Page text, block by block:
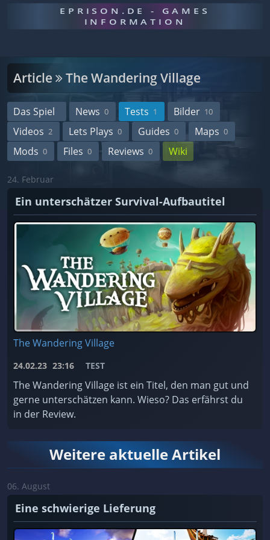
EPRISON.DE - GAMES
INFORMATION
Article The Wandering Village
Das Spiel News 0 Tests 1 Bilder 10
Videos 2 Lets Plays 0 Guides 0 Maps 0
Mods 0 Files 0 Reviews 0 Wiki
24. Februar
Ein unterschätzer Survival-Aufbautitel
The Wandering Village
24.02.23 23:16 TEST
The Wandering Village ist ein Titel, den man gut und
gerne unterschätzen kann. Wieso? Das erfährst du
in der Review.
Weitere aktuelle Artikel
06. August
Eine schwierige Lieferung